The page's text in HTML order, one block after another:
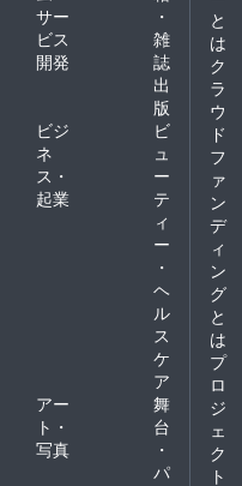
サー
ビス
開発
・
雑
誌
出
版
ビジ
ネ
ス・
起業
ビ
ュ
ー
テ
ィ
ー
・
ヘ
ル
ス
ケ
ア
アー
ト・
写真
舞
台
・
パ
と
は
ク
ラ
ウ
ド
フ
ァ
ン
デ
ィ
ン
グ
と
は
プ
ロ
ジ
ェ
ク
ト